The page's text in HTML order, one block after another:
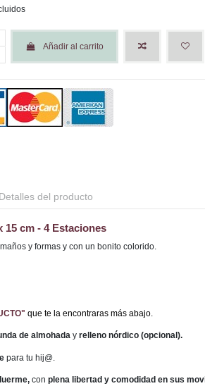
Añadir al carrito
Detalles del producto
15 cm - 4 Estaciones
y formas y con un bonito colorido.
que te la encontraras más abajo.
de almohada y relleno nórdico (opcional).
para tu hij@.
con plena libertad y comodidad en sus